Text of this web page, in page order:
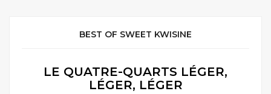
BEST OF SWEET KWISINE
LE QUATRE-QUARTS LÉGER,
LÉGER, LÉGER